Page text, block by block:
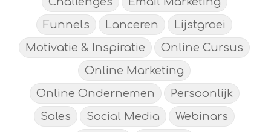
Funnels
Lanceren
Lijstgroei
Motivatie & Inspiratie
Online Cursus
Online Marketing
Online Ondernemen
Persoonlijk
Sales
Social Media
Webinars